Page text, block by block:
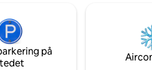
undtagen juli-august.
TV Fiber Vaskemaskine
kg 5 kg LG 03/23 - Møbleret køkken
Mitsubishi 04/2
på